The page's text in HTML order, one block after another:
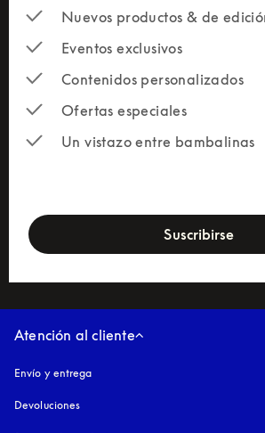
Nuevos productos & de
Eventos exclusivos
Contenidos personalizados
Ofertas especiales
Un vistazo entre bambalinas
Suscribirse
Atención al cliente
Envío y entrega
Devoluciones